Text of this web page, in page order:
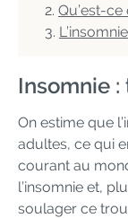
Qu’est-
Insomnie
On estime que
adultes, ce qui
courant au
l’insomnie et,
soulager ce